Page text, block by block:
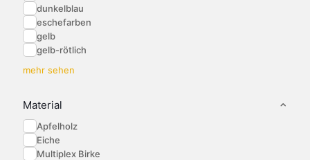
dunkelblau
eschefarben
gelb
gelb-rötlich
mehr sehen
Material
Apfelholz
Eiche
Multiplex Birke